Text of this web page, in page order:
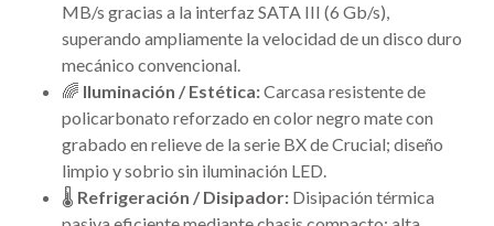
MB/s gracias a la interfaz SATA III (6 Gb/s),
superando ampliamente la velocidad de un disco duro
mecánico convencional.
🌈 Iluminación / Estética:Carcasa resistente de
policarbonato reforzado en color negro mate con
grabado en relieve de la serie BX de Crucial; diseño
limpio y sobrio sin iluminación LED.
🌡️ Refrigeración / Disipador: Disipación térmica